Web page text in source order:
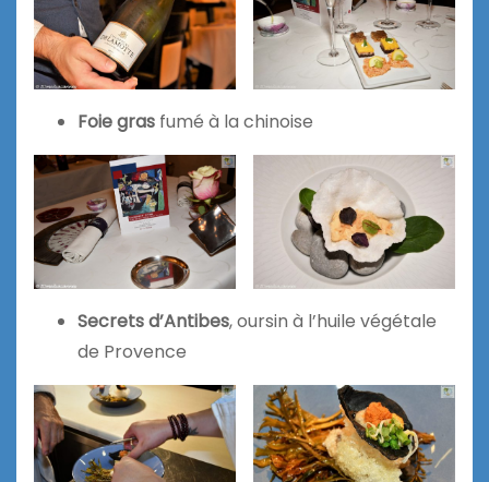
Foie gras fumé à la chinoise
Secrets d’Antibes, oursin à l’huile végétale
de Provence